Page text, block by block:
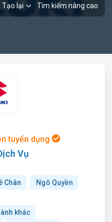
Tạo lại Tìm kiếm nâng cao
tuyển dụng
Vụ
Chân Ngô Quyền
khác